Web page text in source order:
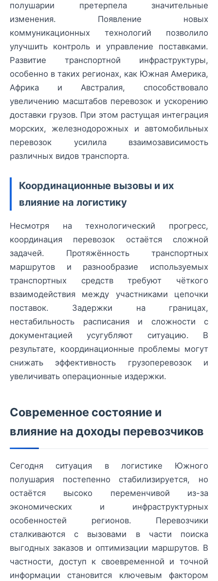
полушарии претерпела значительные
изменения. Появление новых
коммуникационных технологий позволило
улучшить контроль и управление поставками.
Развитие транспортной инфраструктуры,
особенно в таких регионах, как Южная Америка,
Африка и Австралия, способствовало
увеличению масштабов перевозок и ускорению
доставки грузов. При этом растущая интеграция
морских, железнодорожных и автомобильных
перевозок усилила взаимозависимость
различных видов транспорта.
Координационные вызовы и их
влияние на логистику
Несмотря на технологический прогресс,
координация перевозок остаётся сложной
задачей. Протяжённость транспортных
маршрутов и разнообразие используемых
транспортных средств требуют чёткого
взаимодействия между участниками цепочки
поставок. Задержки на границах,
нестабильность расписания и сложности с
документацией усугубляют ситуацию. В
результате, координационные проблемы могут
снижать эффективность грузоперевозок и
увеличивать операционные издержки.
Современное состояние и
влияние на доходы перевозчиков
Сегодня ситуация в логистике Южного
полушария постепенно стабилизируется, но
остаётся высоко переменчивой из-за
экономических и инфраструктурных
особенностей регионов. Перевозчики
сталкиваются с вызовами в части поиска
выгодных заказов и оптимизации маршрутов. В
частности, доступ к своевременной и точной
информации становится ключевым фактором